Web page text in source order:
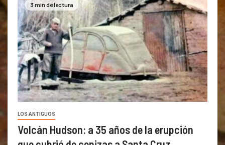
3 min de lectura
LOS ANTIGUOS
Volcán Hudson: a 35 años de la erupción